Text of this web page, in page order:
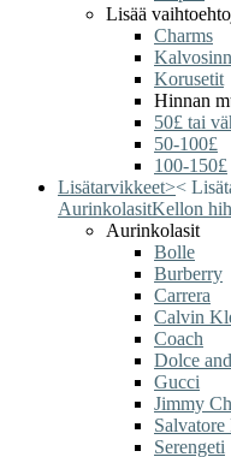
Lisää
Charms
Korusetit
Hinnan
50£ tai
50-100£
100-150£
Lisätarvikkeet><
AurinkolasitKellon
Aurinkolasit
Bolle
Burberry
Carrera
Calvin
Coach
Dolce
Gucci
Jimmy
Salvatore
Serengeti